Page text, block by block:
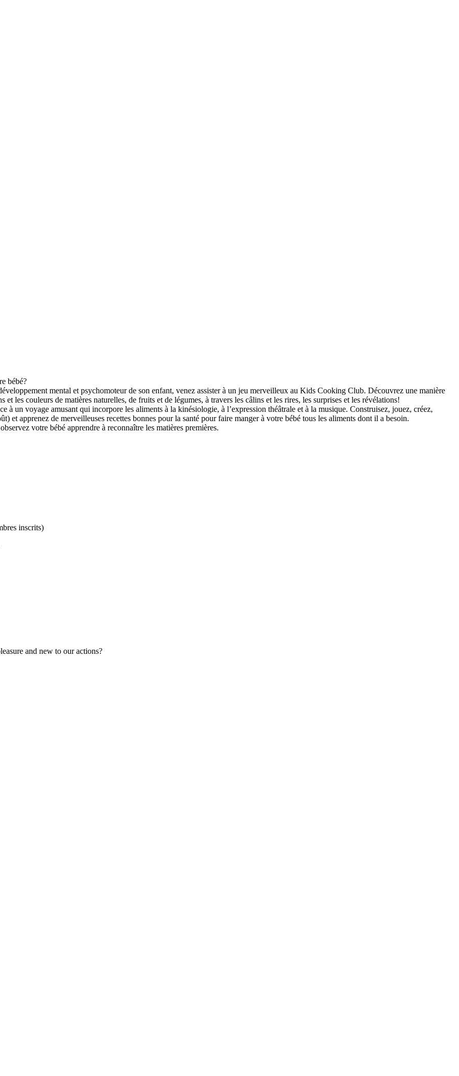
bébé?
mental et psychomoteur de son enfant, venez assister à un jeu merveilleux au Kids Cooking Club. Découvrez une manière
les couleurs de matières naturelles, de fruits et de légumes, à travers les câlins et les rires, les surprises et les révélations!
à un voyage amusant qui incorpore les aliments à la kinésiologie, à l’expression théâtrale et à la musique. Construisez, jouez, créez,
et apprenez de merveilleuses recettes bonnes pour la santé pour faire manger à votre bébé tous les aliments dont il a besoin.
votre bébé apprendre à reconnaître les matières premières.
inscrits)
and new to our actions?